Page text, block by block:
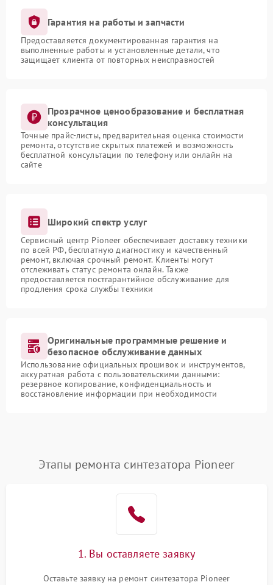
Гарантия на работы и запчасти
Предоставляется документированная гарантия на
выполненные работы и установленные детали, что
защищает клиента от повторных неисправностей
Прозрачное ценообразование и бесплатная
консультация
Точные прайс-листы, предварительная оценка стоимости
ремонта, отсутствие скрытых платежей и возможность
бесплатной консультации по телефону или онлайн на
сайте
Широкий спектр услуг
Сервисный центр Pioneer обеспечивает доставку техники
по всей РФ, бесплатную диагностику и качественный
ремонт, включая срочный ремонт. Клиенты могут
отслеживать статус ремонта онлайн. Также
предоставляется постгарантийное обслуживание для
продления срока службы техники
Оригинальные программные решение и
безопасное обслуживание данных
Использование официальных прошивок и инструментов,
аккуратная работа с пользовательскими данными:
резервное копирование, конфиденциальность и
восстановление информации при необходимости
Этапы ремонта синтезатора Pioneer
1. Вы оставляете заявку
Оставьте заявку на ремонт синтезатора Pioneer